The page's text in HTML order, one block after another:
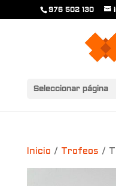
976 502 130
Seleccionar página
Inicio / Trofeos /